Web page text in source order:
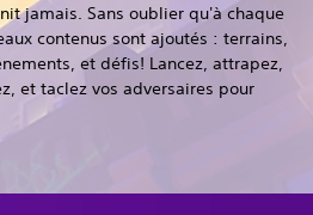
jamais. Sans oublier qu'à chaque
contenus sont ajoutés : terrains,
et défis! Lancez, attrapez,
et taclez vos adversaires pour